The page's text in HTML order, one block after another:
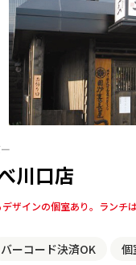
川口店
ザインの個室あり。ランチ
バーコード決済OK 個